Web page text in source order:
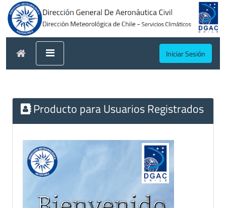
Iniciar Sesión
Producto para Usuarios Registrados